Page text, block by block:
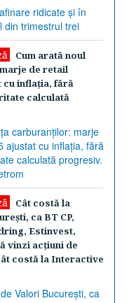
Cum arată noul
de retail
cu inflaţia, fără
calculată
Cât costă la
ca BT CP,
Estinvest,
vinzi acţiuni de
costă la Interactive